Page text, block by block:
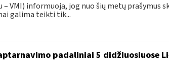
VMI) informuoja, jog nuo šių metų prašymus
galima teikti tik...
padaliniai 5 didžiuosiuose